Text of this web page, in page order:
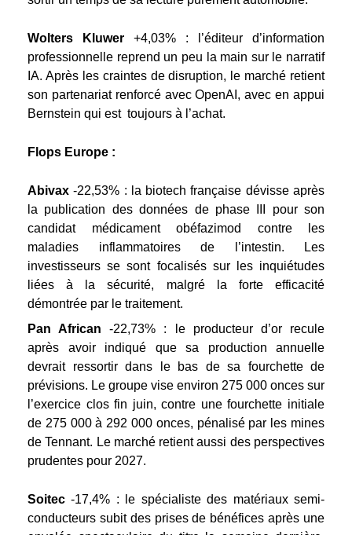
Wolters Kluwer +4,03% : l’éditeur d’information
professionnelle reprend un peu la main sur le narratif
IA. Après les craintes de disruption, le marché retient
son partenariat renforcé avec OpenAI, avec en appui
Bernstein qui est toujours à l’achat.
Flops Europe :
Abivax-22,53% : la biotech française dévisse après
la publication des données de phase III pour son
candidat médicament obéfazimod contre les
maladies inflammatoires de l’intestin. Les
investisseurs se sont focalisés sur les inquiétudes
liées à la sécurité, malgré la forte efficacité
démontrée par le traitement.
Pan African-22,73% : le producteur d’or recule
après avoir indiqué que sa production annuelle
devrait ressortir dans le bas de sa fourchette de
prévisions. Le groupe vise environ 275 000 onces sur
l’exercice clos fin juin, contre une fourchette initiale
de 275 000 à 292 000 onces, pénalisé par les mines
de Tennant. Le marché retient aussi des perspectives
prudentes pour 2027.
Soitec-17,4% : le spécialiste des matériaux semi-
conducteurs subit des prises de bénéfices après une